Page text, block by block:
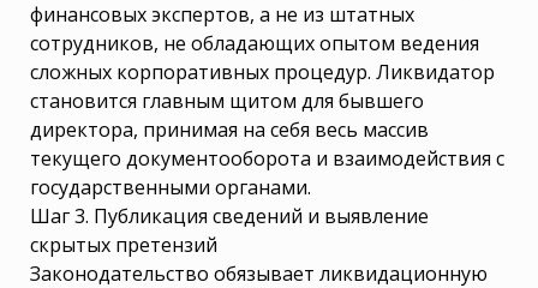
финансовых экспертов, а не из штатных
сотрудников, не обладающих опытом ведения
сложных корпоративных процедур. Ликвидатор
становится главным щитом для бывшего
директора, принимая на себя весь массив
текущего документооборота и взаимодействия с
государственными органами.
Шаг 3. Публикация сведений и выявление
скрытых претензий
Законодательство обязывает ликвидационную